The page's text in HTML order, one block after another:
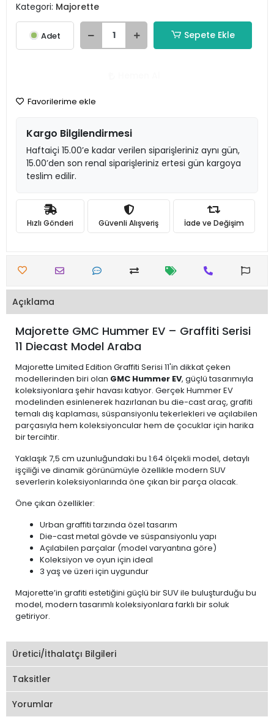
Kategori: Majorette
Adet Sepete Ekle
Favorilerime ekle
Kargo Bilgilendirmesi
Haftaiçi 15.00’e kadar verilen siparişleriniz aynı gün,
15.00’den son renal siparişleriniz ertesi gün kargoya
teslim edilir.
Hızlı Gönderi Güvenli Alışveriş İade ve Değişim
Açıklama
Majorette GMC Hummer EV – Graffiti Serisi
11 Diecast Model Araba
Majorette Limited Edition Graffiti Serisi 11'in dikkat çeken
modellerinden biri olan GMC Hummer EV, güçlü tasarımıyla
koleksiyonlara şehir havası katıyor. Gerçek Hummer EV
modelinden esinlenerek hazırlanan bu die-cast araç, grafiti
temalı dış kaplaması, süspansiyonlu tekerlekleri ve açılabilen
parçasıyla hem koleksiyoncular hem de çocuklar için harika
bir tercihtir.
Yaklaşık 7,5 cm uzunluğundaki bu 1:64 ölçekli model, detaylı
işçiliği ve dinamik görünümüyle özellikle modern SUV
severlerin koleksiyonlarında öne çıkan bir parça olacak.
Öne çıkan özellikler:
Urban graffiti tarzında özel tasarım
Die-cast metal gövde ve süspansiyonlu yapı
Açılabilen parçalar (model varyantına göre)
Koleksiyon ve oyun için ideal
3 yaş ve üzeri için uygundur
Majorette’in grafiti estetiğini güçlü bir SUV ile buluşturduğu bu
model, modern tasarımlı koleksiyonlara farklı bir soluk
getiriyor.
Üretici/İthalatçı Bilgileri
Taksitler
Yorumlar